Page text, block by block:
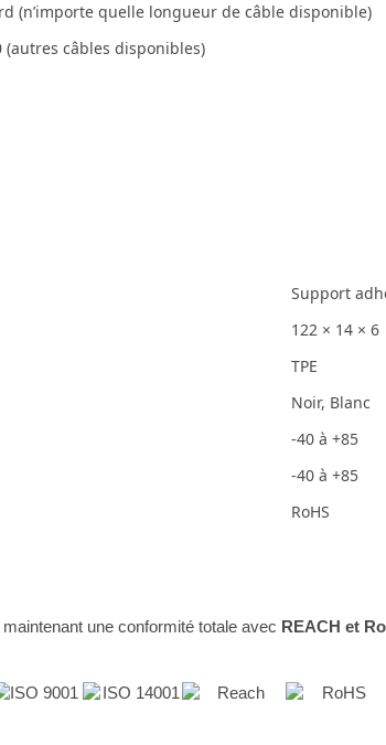
(n’importe quelle longueur de câble disponible)
(autres câbles disponibles)
Support
122 × 14 × 6
TPE
Noir, Blanc
-40 à +85
-40 à +85
RoHS
une conformité totale avec REACH et